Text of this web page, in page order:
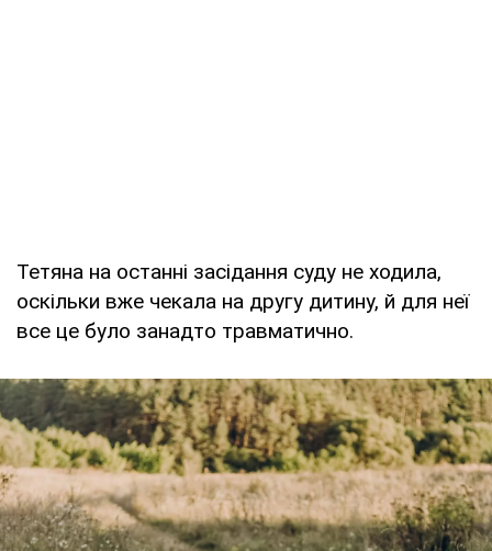
Тетяна на останні засідання суду не ходила,
оскільки вже чекала на другу дитину, й для неї
все це було занадто травматично.